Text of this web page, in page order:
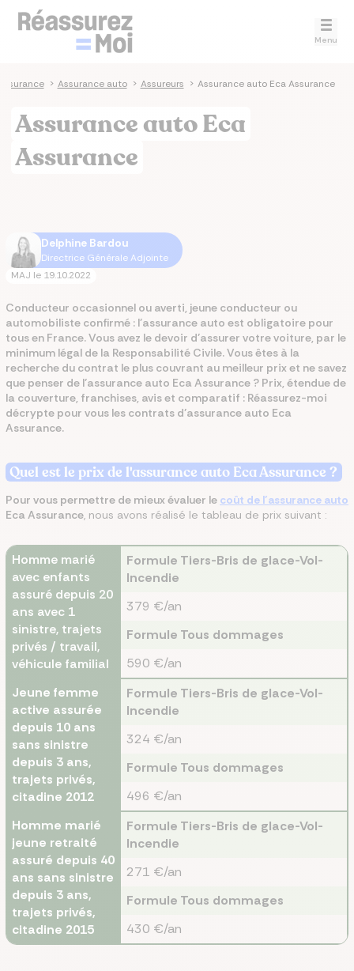
Menu
> Assurance auto > Assureurs > Assurance auto Eca Assurance
Assurance auto Eca
Assurance
Delphine Bardou
Directrice Générale Adjointe
MAJ le 19.10.2022
Conducteur occasionnel ou averti, jeune conducteur ou
automobiliste confirmé : l'assurance auto est obligatoire pour
tous en France. Vous avez le devoir d’assurer votre voiture, par le
minimum légal de la Responsabilité Civile. Vous êtes à la
recherche du contrat le plus couvrant au meilleur prix et ne savez
que penser de l’assurance auto Eca Assurance ? Prix, étendue de
la couverture, franchises, avis et comparatif : Réassurez-moi
décrypte pour vous les contrats d’assurance auto Eca
Assurance.
Quel est le prix de l'assurance auto Eca Assurance ?
Pour vous permettre de mieux évaluer le coût de l’assurance auto
Eca Assurance, nous avons réalisé le tableau de prix suivant :
Homme marié
avec enfants
assuré depuis 20
ans avec 1
sinistre, trajets
privés / travail,
véhicule familial
Formule Tiers-Bris de glace-Vol-
Incendie
379 €/an
Formule Tous dommages
590 €/an
Jeune femme
active assurée
depuis 10 ans
sans sinistre
depuis 3 ans,
trajets privés,
citadine 2012
Formule Tiers-Bris de glace-Vol-
Incendie
324 €/an
Formule Tous dommages
496 €/an
Homme marié
jeune retraité
assuré depuis 40
ans sans sinistre
depuis 3 ans,
trajets privés,
citadine 2015
Formule Tiers-Bris de glace-Vol-
Incendie
271 €/an
Formule Tous dommages
430 €/an